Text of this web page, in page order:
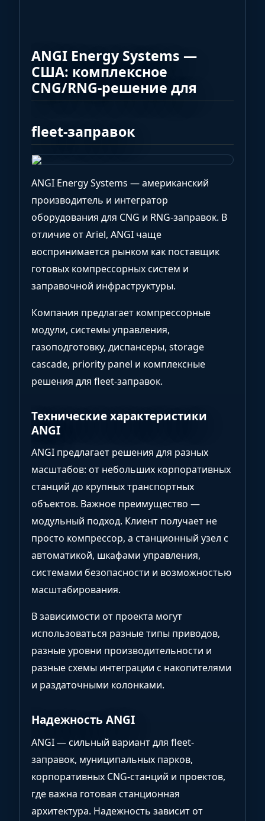
ANGI Energy Systems —
США: комплексное
CNG/RNG-решение для
fleet-заправок
ANGI Energy Systems — американский
производитель и интегратор
оборудования для CNG и RNG-заправок. В
отличие от Ariel, ANGI чаще
воспринимается рынком как поставщик
готовых компрессорных систем и
заправочной инфраструктуры.
Компания предлагает компрессорные
модули, системы управления,
газоподготовку, диспансеры, storage
cascade, priority panel и комплексные
решения для fleet-заправок.
Технические характеристики
ANGI
ANGI предлагает решения для разных
масштабов: от небольших корпоративных
станций до крупных транспортных
объектов. Важное преимущество —
модульный подход. Клиент получает не
просто компрессор, а станционный узел с
автоматикой, шкафами управления,
системами безопасности и возможностью
масштабирования.
В зависимости от проекта могут
использоваться разные типы приводов,
разные уровни производительности и
разные схемы интеграции с накопителями
и раздаточными колонками.
Надежность ANGI
ANGI — сильный вариант для fleet-
заправок, муниципальных парков,
корпоративных CNG-станций и проектов,
где важна готовая станционная
архитектура. Надежность зависит от